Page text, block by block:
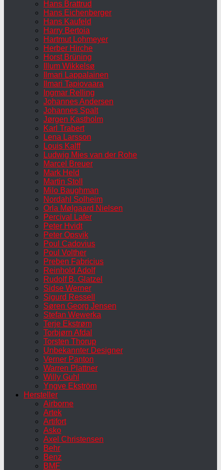
Hans Brattrud
Hans Eichenberger
Hans Kaufeld
Harry Bertoia
Hartmut Lohmeyer
Herber Hirche
Horst Brüning
Illum Wikkelsø
Ilmari Lappalainen
Ilmari Tapiovaara
Ingmar Relling
Johannes Andersen
Johannes Spalt
Jørgen Kastholm
Karl Trabert
Lena Larsson
Louis Kalff
Ludwig Mies van der Rohe
Marcel Breuer
Mark Held
Martin Stoll
Milo Baughman
Nordahl Solheim
Orla Mølgaard Nielsen
Percival Lafer
Peter Hvidt
Peter Opsvik
Poul Cadovius
Poul Volther
Preben Fabricius
Reinhold Adolf
Rudolf B. Glatzel
Sidse Werner
Sigurd Ressell
Søren Georg Jensen
Stefan Wewerka
Terje Ekstrøm
Torbjørn Afdal
Torsten Thorup
Unbekannter Designer
Verner Panton
Warren Plattner
Willy Guhl
Yngve Ekström
Hersteller
Airborne
Artek
Artifort
Asko
Axel Christensen
Behr
Benz
BMF